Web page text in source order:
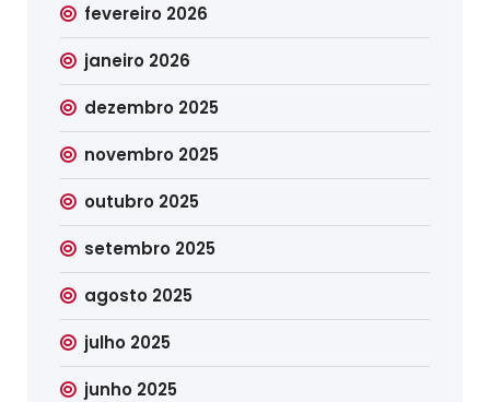
fevereiro 2026
janeiro 2026
dezembro 2025
novembro 2025
outubro 2025
setembro 2025
agosto 2025
julho 2025
junho 2025